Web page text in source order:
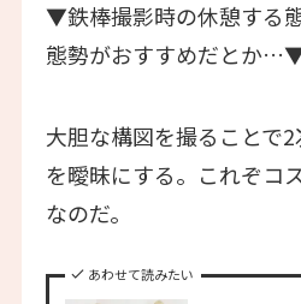
▼鉄棒撮影時の休憩する
態勢がおすすめだとか
大胆な構図を撮ることで
を曖昧にする。これぞコ
なのだ。
あわせて読みたい